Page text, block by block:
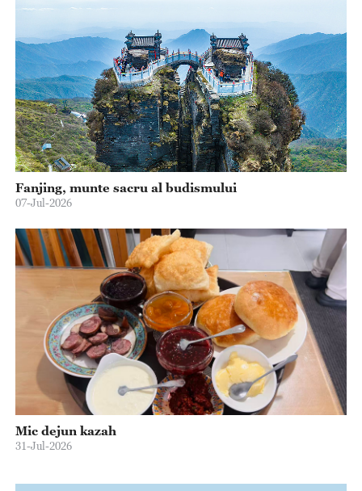
Fanjing, munte sacru al budismului
07-Jul-2026
Mic dejun kazah
31-Jul-2026